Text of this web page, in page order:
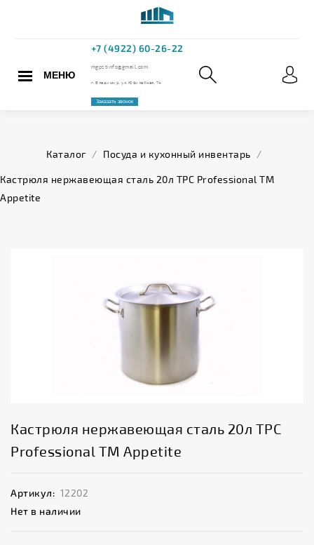
МЕНЮ
Каталог / Посуда и кухонный инвентарь /
Кастрюля нержавеющая сталь 20л ТРС Professional ТМ
Appetite
Кастрюля нержавеющая сталь 20л ТРС
Professional ТМ Appetite
Артикул: 12202
Нет в наличии